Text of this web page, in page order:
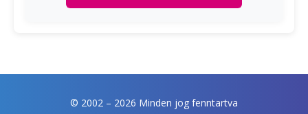
© 2002 – 2026 Minden jog fenntartva